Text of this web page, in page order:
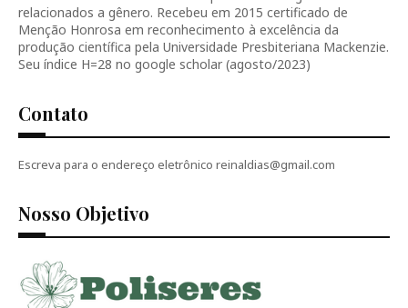
relacionados a gênero. Recebeu em 2015 certificado de
Menção Honrosa em reconhecimento à excelência da
produção científica pela Universidade Presbiteriana Mackenzie.
Seu índice H=28 no google scholar (agosto/2023)
Contato
Escreva para o endereço eletrônico reinaldias@gmail.com
Nosso Objetivo